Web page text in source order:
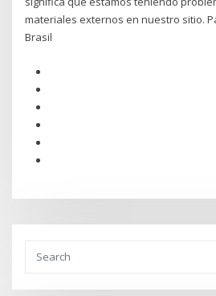
materiales externos en nuestro sitio.
Brasil